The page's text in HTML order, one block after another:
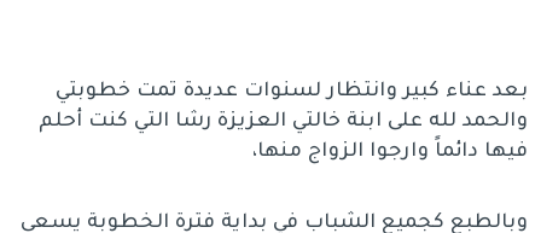
بعد عناء كبير وانتظار لسنوات عديدة تمت خطوبتي
والحمد لله على ابنة خالتي العزيزة رشا التي كنت أحلم
فيها دائماً وارجوا الزواج منها،
وبالطبع كجميع الشباب في بداية فترة الخطوبة يسعى